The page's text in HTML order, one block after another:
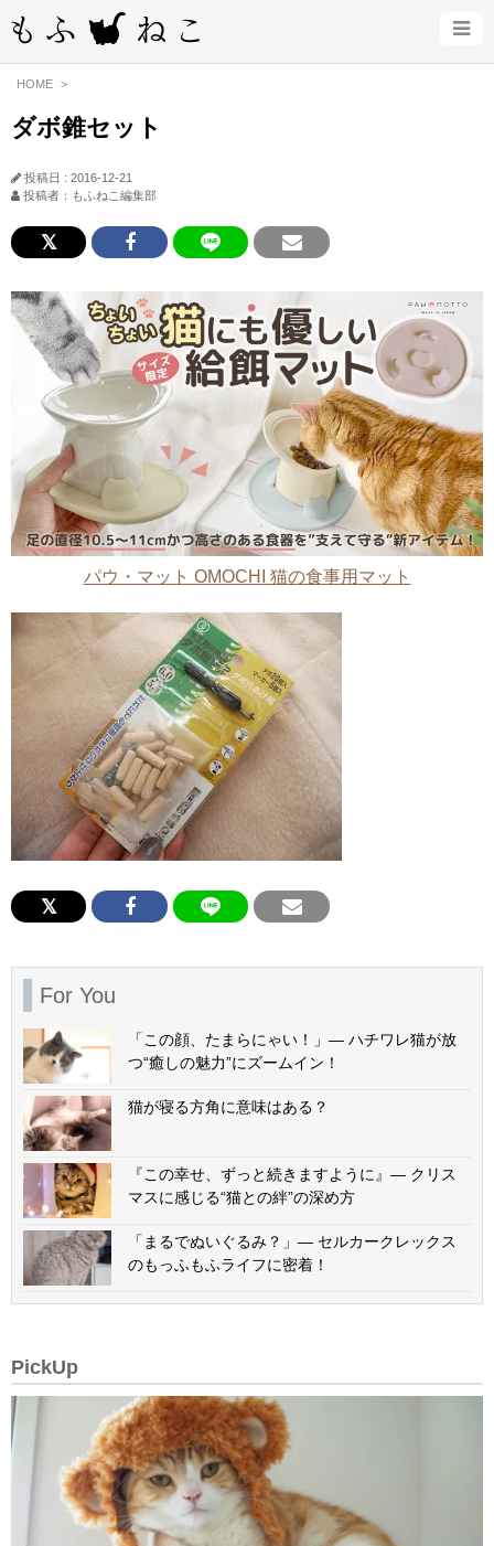
HOME
ダボ錐セット
投稿日 : 2016-12-21
投稿者：もふねこ編集部
パウ・マット OMOCHI 猫の食事用マット
For You
「この顔、たまらにゃい！」— ハチワレ猫が放
つ“癒しの魅力”にズームイン！
猫が寝る方角に意味はある？
『この幸せ、ずっと続きますように』— クリス
マスに感じる“猫との絆”の深め方
「まるでぬいぐるみ？」— セルカークレックス
のもっふもふライフに密着！
PickUp